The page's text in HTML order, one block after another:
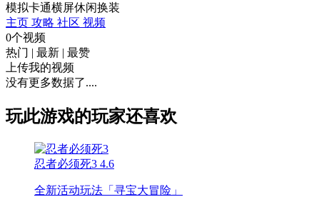
模拟卡通横屏休闲换装
主页 攻略 社区 视频
0个视频
热门 | 最新 | 最赞
上传我的视频
没有更多数据了....
玩此游戏的玩家还喜欢
忍者必须死3 4.6
全新活动玩法「寻宝大冒险」